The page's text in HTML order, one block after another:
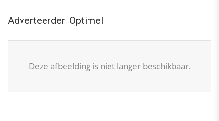
Adverteerder: Optimel
Deze afbeelding is niet langer beschikbaar.